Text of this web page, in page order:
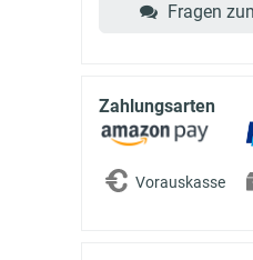
Fragen
Zahlungsarten
Vorauskasse